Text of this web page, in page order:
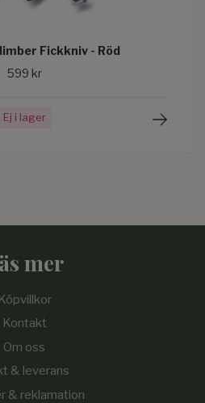
Fickkniv - Röd
599 kr
Ej i lager
mer
Köpvillkor
Kontakt
Om oss
& leverans
& reklamation